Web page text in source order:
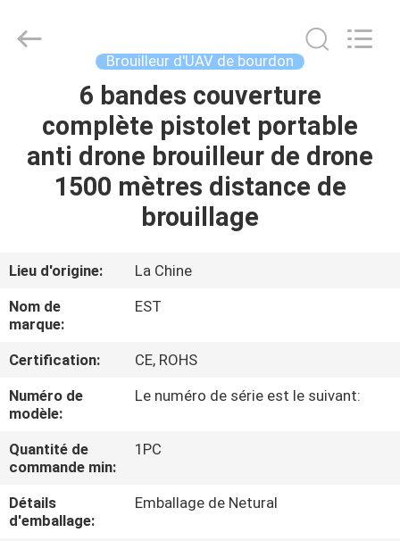
MAISON
DES
PRODUITS
AU
SUJET
DE
NOUS
VISITE
DE
L'USINE
EASTLONGE
ELECTRONICS(HK)
Brouilleur d'UAV de bourdon
6 bandes couverture
complète pistolet portable
anti drone brouilleur de drone
1500 mètres distance de
brouillage
Lieu d'origine:
La Chine
Nom de
marque:
EST
Certification:
CE, ROHS
Numéro de
modèle:
Le numéro de série est le suivant:
Quantité de
commande min:
1PC
Détails
d'emballage:
Emballage de Netural